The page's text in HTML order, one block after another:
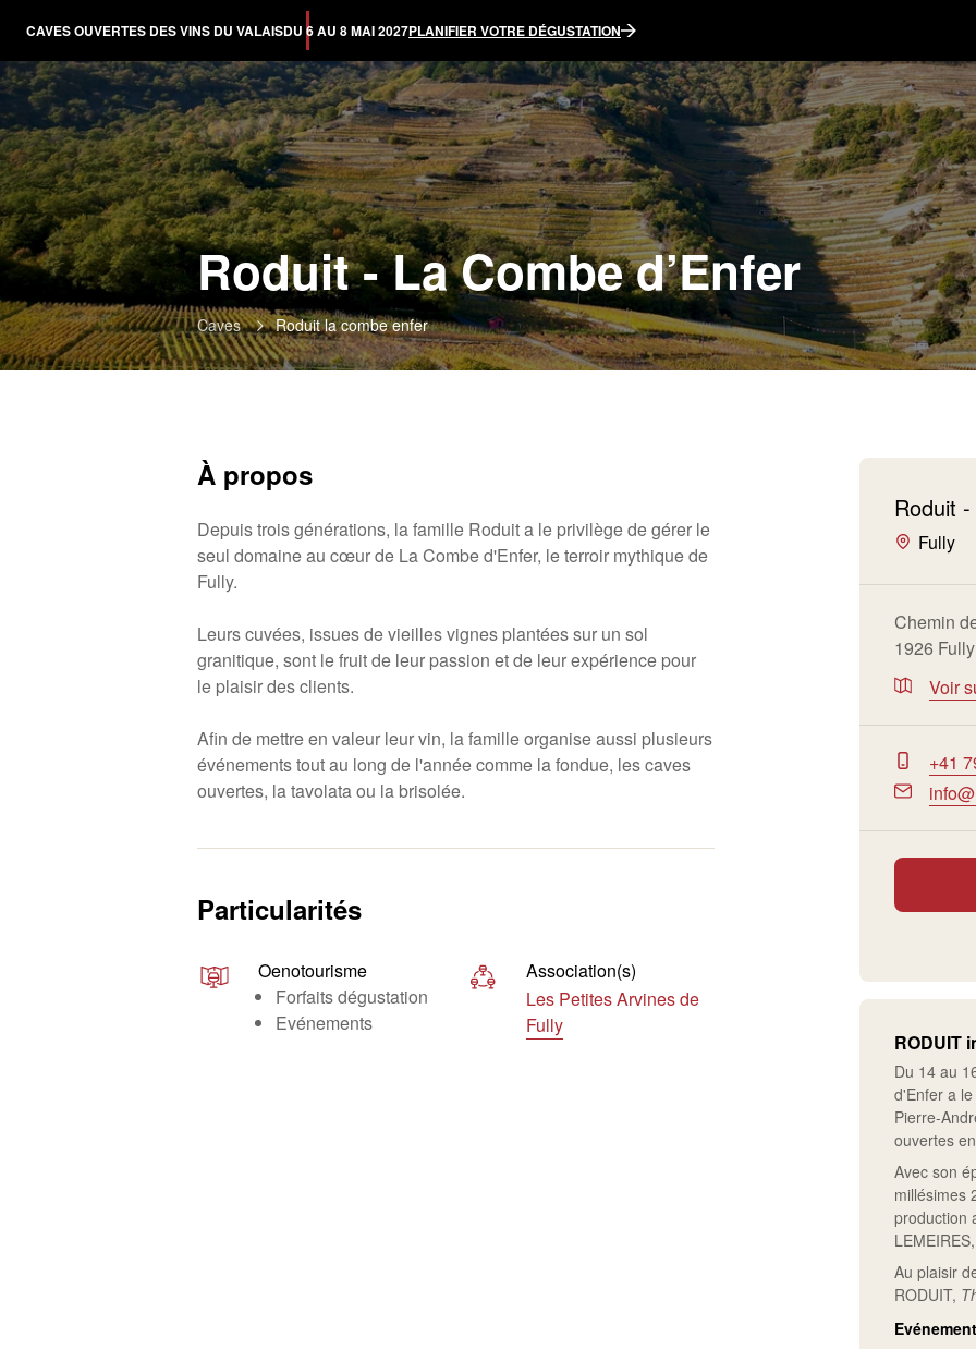
CAVES OUVERTES DES VINS DU VALAISDU 6 AU 8 MAI 2027PLANIFIER VOTRE DÉGUSTATION
Roduit - La Combe d’Enfer
Caves Roduit la combe enfer
À propos
Depuis trois générations, la famille Roduit a le privilège de gérer le
seul domaine au cœur de La Combe d'Enfer, le terroir mythique de
Fully.
Leurs cuvées, issues de vieilles vignes plantées sur un sol
granitique, sont le fruit de leur passion et de leur expérience pour
le plaisir des clients.
Afin de mettre en valeur leur vin, la famille organise aussi plusieurs
événements tout au long de l'année comme la fondue, les caves
ouvertes, la tavolata ou la brisolée.
Particularités
Oenotourisme
Forfaits dégustation
Evénements
Association(s)
Les Petites Arvines de
Fully
Roduit
Fully
Chemin
1926 Fully
Voir
+41
RODUIT
Du 14 au
d'Enfer a
Pierre-
ouvertes
Avec son
millésimes
production
Au plaisir
RODUIT,